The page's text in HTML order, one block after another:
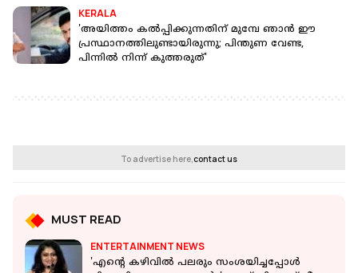
KERALA
'അയിത്തം കൽപ്പിക്കുന്നതിന് മുമ്പേ ഞാൻ ഈ
പ്രസ്ഥാനത്തിലുണ്ടായിരുന്നു; പിന്തുണ വേണ്ട,
പിന്നിൽ നിന്ന് കുത്തരുത്'
To advertise here,contact us
MUST READ
ENTERTAINMENT NEWS
'എന്റെ കഴിവിൽ പലരും സംശയിച്ചപ്പോൾ